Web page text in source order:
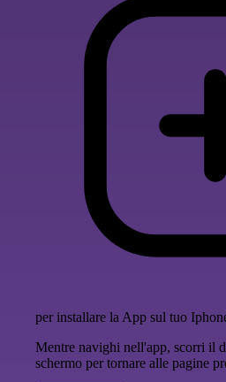
per installare la App sul tuo
Mentre navighi nell'app, scorri il
schermo per tornare alle pagine